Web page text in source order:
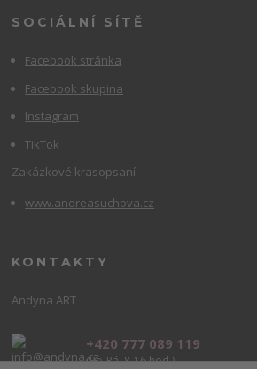
SOCIÁLNÍ SÍTĚ
Facebook stránka
Facebook skupina
Instagram
TikTok
Zakázkové krasopsaní
www.andreasuchova.cz
KONTAKTY
Andyna ART
+420 777 089 119
(Po-Pá, 8-16 hod.)